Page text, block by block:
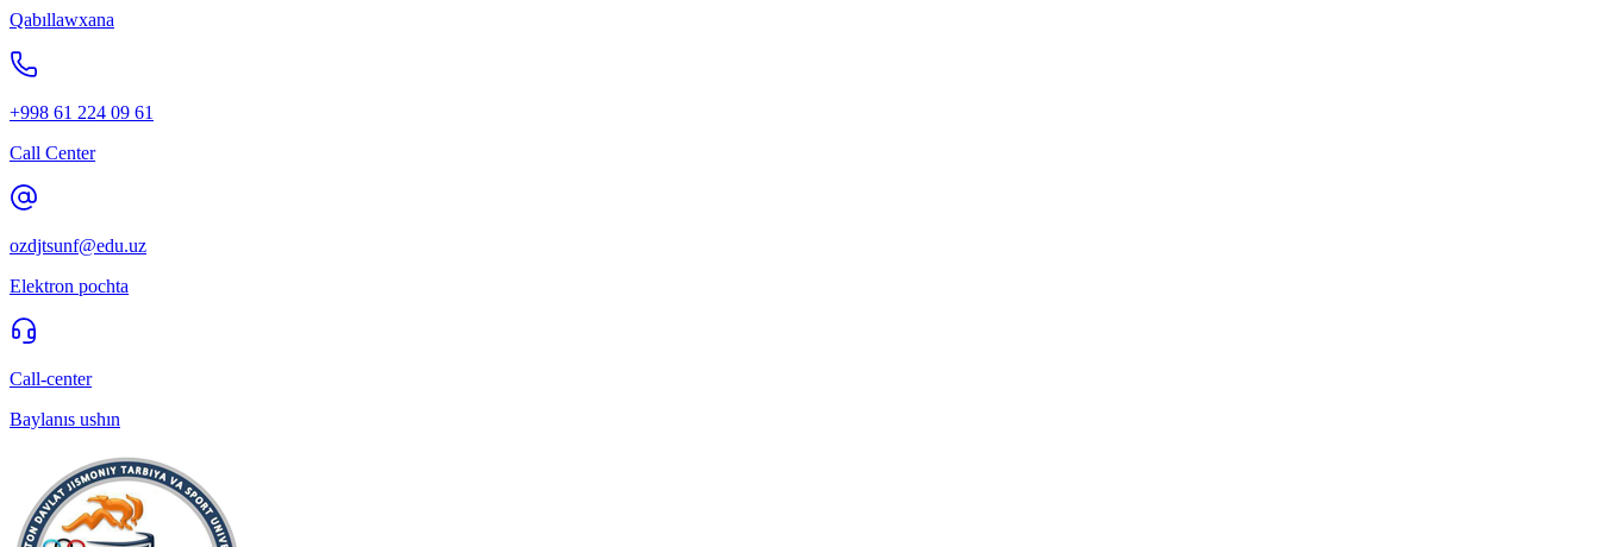
Qabıllawxana
+998 61 224 09 61
Call Center
ozdjtsunf@edu.uz
Elektron pochta
Call-center
Baylanıs ushın